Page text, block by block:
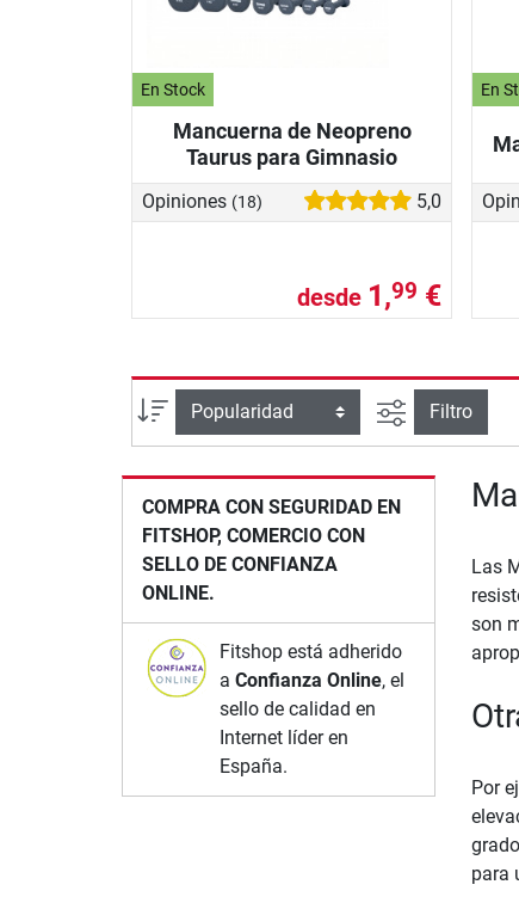
En Stock
Mancuerna de Neopreno
Taurus para Gimnasio
Opiniones (18) 5,0
desde 1,99 €
En
Ordenar por Busqueda
Filtro
COMPRA CON SEGURIDAD EN
FITSHOP, COMERCIO CON
SELLO DE CONFIANZA
ONLINE.
Fitshop está adherido
aConfianza Online, el
sello de calidad en
Internet líder en
España.
Las
son
Por
para